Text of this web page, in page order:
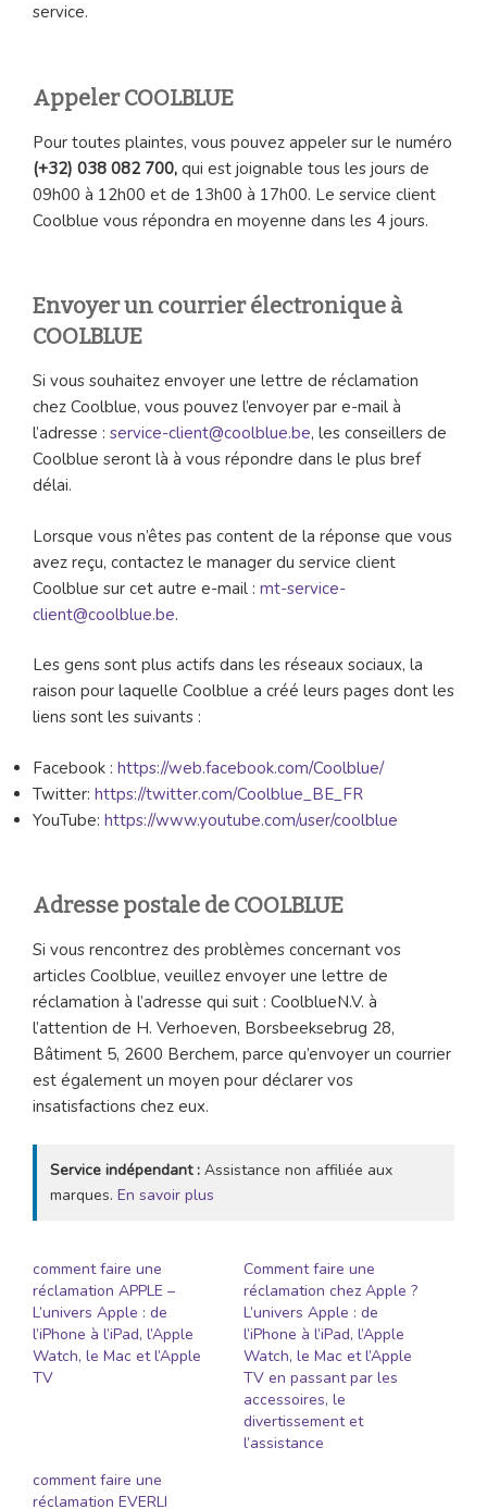
service.
Appeler COOLBLUE
Pour toutes plaintes, vous pouvez appeler sur le numéro
(+32) 038 082 700, qui est joignable tous les jours de
09h00 à 12h00 et de 13h00 à 17h00. Le service client
Coolblue vous répondra en moyenne dans les 4 jours.
Envoyer un courrier électronique à
COOLBLUE
Si vous souhaitez envoyer une lettre de réclamation
chez Coolblue, vous pouvez l’envoyer par e-mail à
l’adresse : service-client@coolblue.be, les conseillers de
Coolblue seront là à vous répondre dans le plus bref
délai.
Lorsque vous n’êtes pas content de la réponse que vous
avez reçu, contactez le manager du service client
Coolblue sur cet autre e-mail : mt-service-
client@coolblue.be.
Les gens sont plus actifs dans les réseaux sociaux, la
raison pour laquelle Coolblue a créé leurs pages dont les
liens sont les suivants :
Facebook : https://web.facebook.com/Coolblue/
Twitter: https://twitter.com/Coolblue_BE_FR
YouTube: https://www.youtube.com/user/coolblue
Adresse postale de COOLBLUE
Si vous rencontrez des problèmes concernant vos
articles Coolblue, veuillez envoyer une lettre de
réclamation à l’adresse qui suit : CoolblueN.V. à
l’attention de H. Verhoeven, Borsbeeksebrug 28,
Bâtiment 5, 2600 Berchem, parce qu’envoyer un courrier
est également un moyen pour déclarer vos
insatisfactions chez eux.
Service indépendant : Assistance non affiliée aux
marques. En savoir plus
comment faire une
réclamation APPLE –
L’univers Apple : de
l’iPhone à l’iPad, l’Apple
Watch, le Mac et l’Apple
TV
Comment faire une
réclamation chez Apple ?
L’univers Apple : de
l’iPhone à l’iPad, l’Apple
Watch, le Mac et l’Apple
TV en passant par les
accessoires, le
divertissement et
l’assistance
comment faire une
réclamation EVERLI